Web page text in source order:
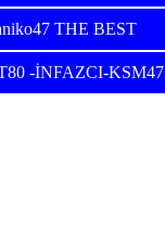
THE BEST
-İNFAZCI-KSM47